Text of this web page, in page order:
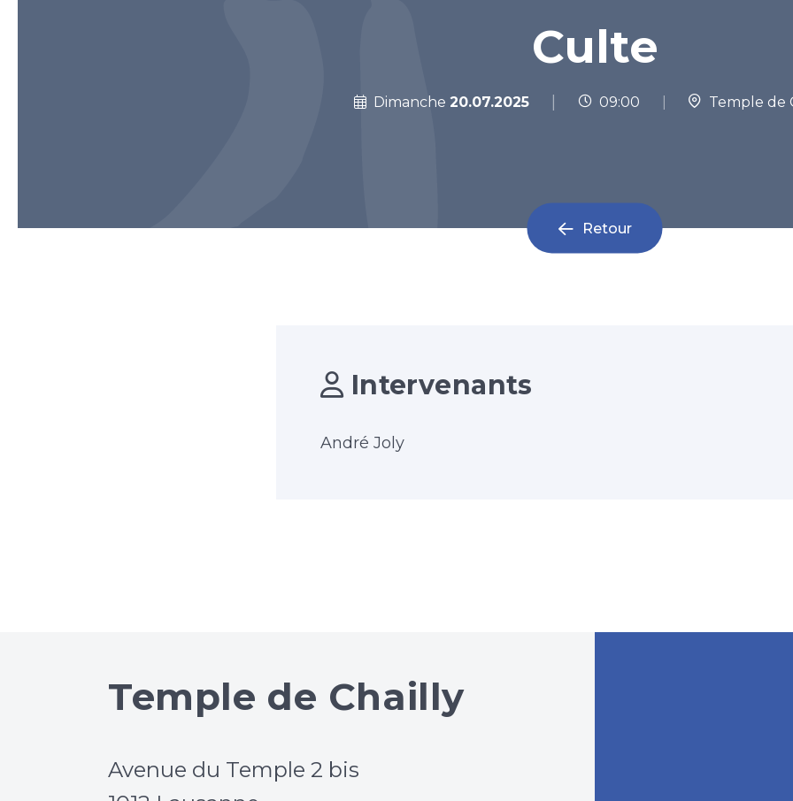
Culte
Dimanche 20.07.2025 | 09:00 Temple de
Retour
Intervenants
André Joly
Temple de Chailly
Avenue du Temple 2 bis